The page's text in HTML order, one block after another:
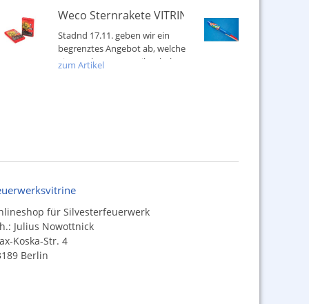
2012 / 2013
Weco Sternrakete VITRINE - LOGO
Stadnd 17.11. geben wir ein
begrenztes Angebot ab, welche
einen schwarzen Treiber haben!
zum Artikel
für Silvesterfeuerwerk
Julius Nowottnick
Koska-Str. 4
Berlin